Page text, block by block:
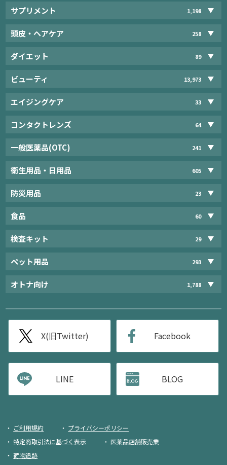
サプリメント 1,198
頭皮・ヘアケア 258
ダイエット 89
ビューティ 13,973
エイジングケア 33
コンタクトレンズ 64
一般医薬品(OTC) 241
衛生用品・日用品 605
防災用品 23
食品 60
検査キット 29
ペット用品 293
オトナ向け 1,788
X(旧Twitter) Facebook
LINE BLOG
ご利用規約
プライバシーポリシー
特定商取引法に基づく表示
医薬品店舗販売業
荷物追跡